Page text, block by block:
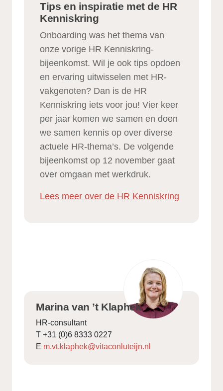
Tips en inspiratie met de HR
Kenniskring
Onboarding was het thema van
onze vorige HR Kenniskring-
bijeenkomst. Wil je ook tips opdoen
en ervaring uitwisselen met HR-
vakgenoten? Dan is de HR
Kenniskring iets voor jou! Vier keer
per jaar komen we samen en doen
we samen kennis op over diverse
actuele HR-thema’s. De volgende
bijeenkomst op 12 november gaat
over omgaan met werkdruk.
Lees meer over de HR Kenniskring
Marina van ’t Klaphek
HR-consultant
T +31 (0)6 8333 0227
E m.vt.klaphek@vitaconluteijn.nl